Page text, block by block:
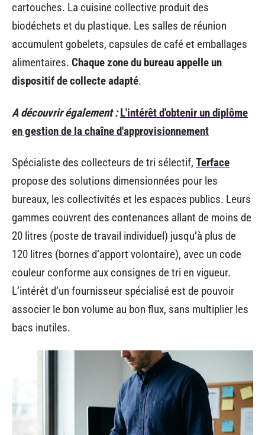
cartouches. La cuisine collective produit des
biodéchets et du plastique. Les salles de réunion
accumulent gobelets, capsules de café et emballages
alimentaires. Chaque zone du bureau appelle un
dispositif de collecte adapté.
A découvrir également : L'intérêt d'obtenir un diplôme
en gestion de la chaîne d'approvisionnement
Spécialiste des collecteurs de tri sélectif, Terface
propose des solutions dimensionnées pour les
bureaux, les collectivités et les espaces publics. Leurs
gammes couvrent des contenances allant de moins de
20 litres (poste de travail individuel) jusqu’à plus de
120 litres (bornes d’apport volontaire), avec un code
couleur conforme aux consignes de tri en vigueur.
L’intérêt d’un fournisseur spécialisé est de pouvoir
associer le bon volume au bon flux, sans multiplier les
bacs inutiles.